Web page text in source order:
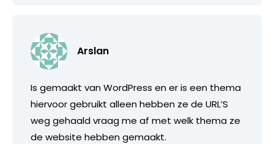
Arslan
Is gemaakt van WordPress en er is een thema
hiervoor gebruikt alleen hebben ze de URL’S
weg gehaald vraag me af met welk thema ze
de website hebben gemaakt.